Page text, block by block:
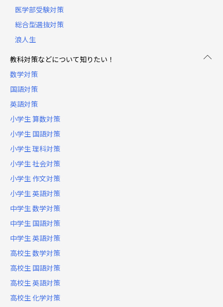
医学部受験対策
総合型選抜対策
浪人生
教科対策などについて知りたい！
数学対策
国語対策
英語対策
小学生 算数対策
小学生 国語対策
小学生 理科対策
小学生 社会対策
小学生 作文対策
小学生 英語対策
中学生 数学対策
中学生 国語対策
中学生 英語対策
高校生 数学対策
高校生 国語対策
高校生 英語対策
高校生 化学対策